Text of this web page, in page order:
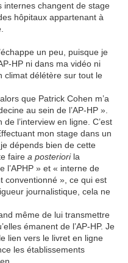
internes changent de stage
hôpitaux appartenant à
un peu, puisque je
HP ni dans ma vidéo ni
climat délétère sur tout le
que Patrick Cohen m’a
au sein de l’AP-HP ».
l’interview en ligne. C’est
mon stage dans un
dépends bien de cette
faire a posteriorila
l’APHP » et « interne de
conventionné », ce qui est
journalistique, cela ne
même de lui transmettre
émanent de l’AP-HP. Je
lien vers le livret en ligne
les établissements